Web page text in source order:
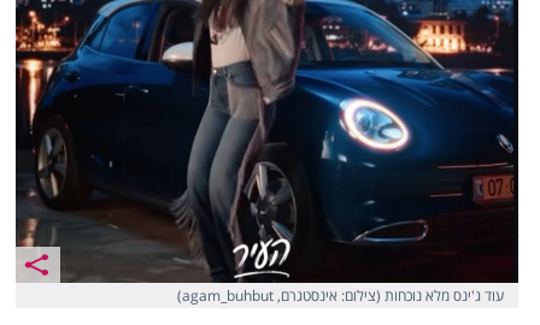
עוד ג'ינס מלא נוכחות (צילום: אינסטגרם, agam_buhbut)